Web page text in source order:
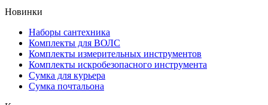
Новинки
Наборы сантехника
Комплекты для ВОЛС
Комплекты измерительных инструментов
Комплекты искробезопасного инструмента
Сумка для курьера
Сумка почтальона